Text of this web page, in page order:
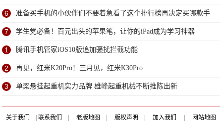
6 准备买手机的小伙伴们不要着急看了这个排行榜再决定买哪款手
机吧
7 学生党必备！百元出头的苹果笔，让你的iPad成为学习神器
1 腾讯手机管家iOS10版追加骚扰拦截功能
2 再见，红米K20Pro！三月见，红米K30Pro
3 单梁悬挂起重机实力品牌 雄峰起重机械不断推陈出新
关于我们 联系我们 老版地图 版权声明 加入我们
网站地图